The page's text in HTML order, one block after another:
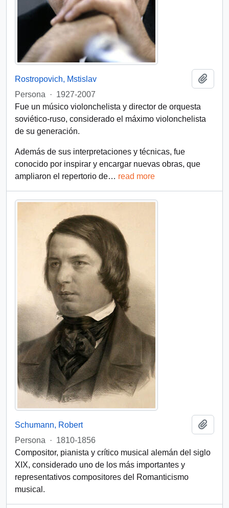
Rostropovich, Mstislav
Persona
· 1927-2007
Fue un músico violonchelista y director de orquesta
soviético-ruso, considerado el máximo violonchelista
de su generación.
Además de sus interpretaciones y técnicas, fue
conocido por inspirar y encargar nuevas obras, que
ampliaron el repertorio de… read more
Schumann, Robert
Persona
· 1810-1856
Compositor, pianista y crítico musical alemán del siglo
XIX, considerado uno de los más importantes y
representativos compositores del Romanticismo
musical.